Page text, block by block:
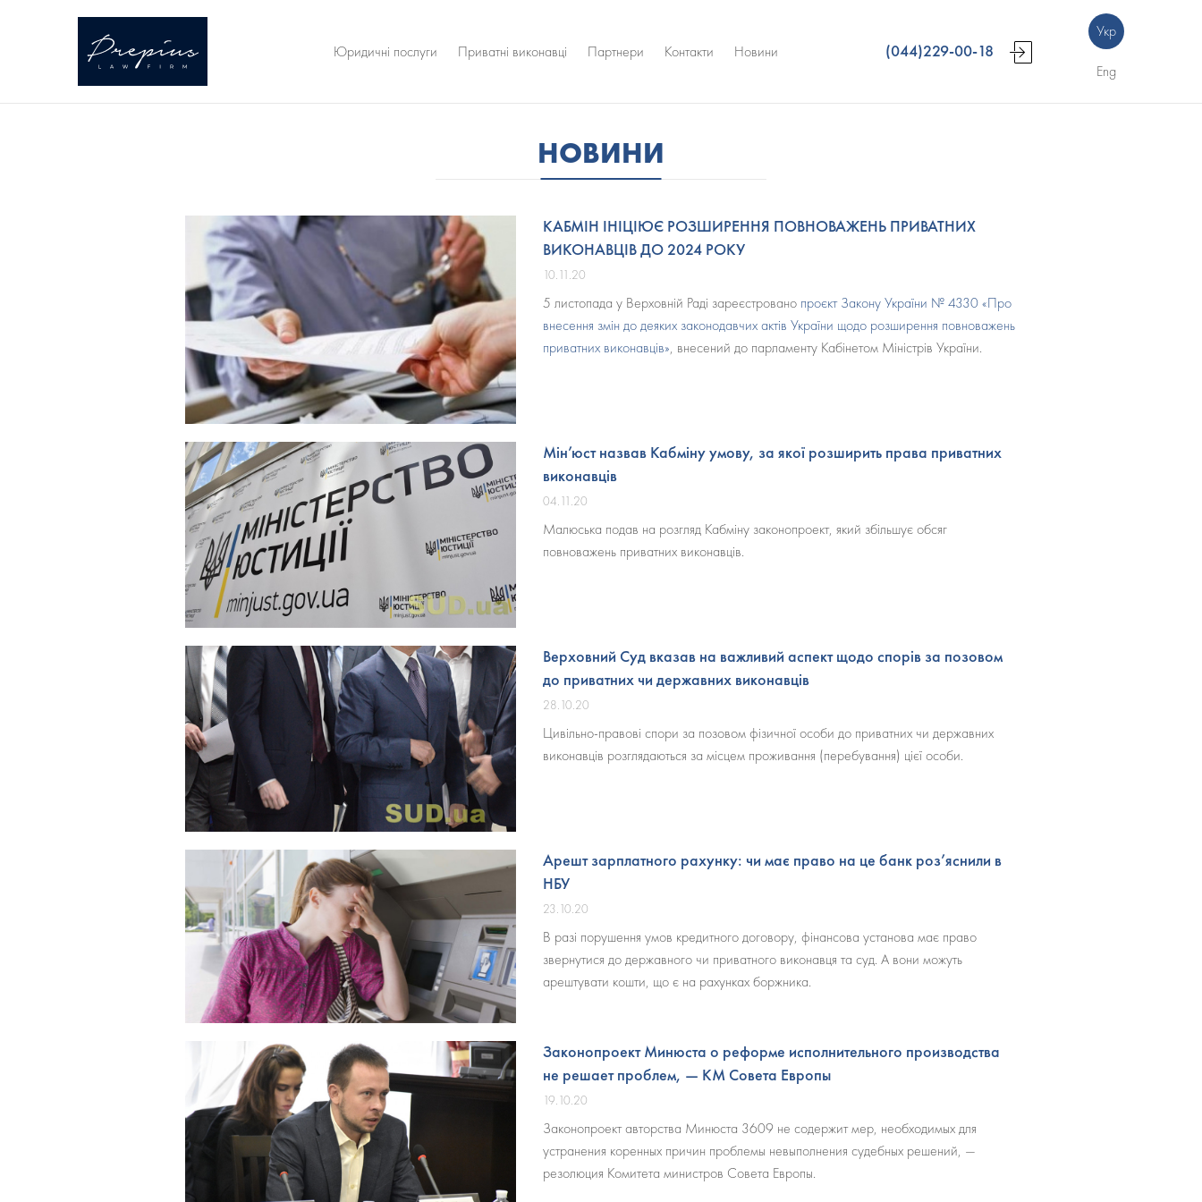
Юридичні послуги Приватні виконавці Партнери Контакти Новини (044)229-00-18
Укр
Eng
НОВИНИ
КАБМІН ІНІЦІЮЄ РОЗШИРЕННЯ ПОВНОВАЖЕНЬ ПРИВАТНИХ
ВИКОНАВЦІВ ДО 2024 РОКУ
10.11.20
5 листопада у Верховній Раді зареєстровано проєкт Закону України № 4330 «Про
внесення змін до деяких законодавчих актів України щодо розширення повноважень
приватних виконавців», внесений до парламенту Кабінетом Міністрів України.
Мін’юст назвав Кабміну умову, за якої розширить права приватних
виконавців
04.11.20
Малюська подав на розгляд Кабміну законопроект, який збільшує обсяг
повноважень приватних виконавців.
Верховний Суд вказав на важливий аспект щодо спорів за позовом
до приватних чи державних виконавців
28.10.20
Цивільно-правові спори за позовом фізичної особи до приватних чи державних
виконавців розглядаються за місцем проживання (перебування) цієї особи.
Арешт зарплатного рахунку: чи має право на це банк роз’яснили в
НБУ
23.10.20
В разі порушення умов кредитного договору, фінансова установа має право
звернутися до державного чи приватного виконавця та суд. А вони можуть
арештувати кошти, що є на рахунках боржника.
Законопроект Минюста о реформе исполнительного производства
не решает проблем, — КМ Совета Европы
19.10.20
Законопроект авторства Минюста 3609 не содержит мер, необходимых для
устранения коренных причин проблемы невыполнения судебных решений, —
резолюция Комитета министров Совета Европы.